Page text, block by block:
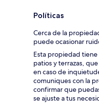
Políticas
Cerca de la
puede ocasionar
Esta propiedad tiene
patios y terrazas,
en caso de
comuniques con la
confirmar que
se ajuste a tus